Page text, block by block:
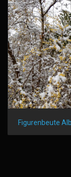
Figurenbeute